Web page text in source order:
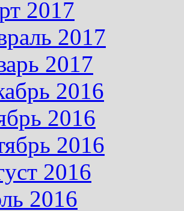
2017
2017
2017
2016
2016
2016
2016
2016